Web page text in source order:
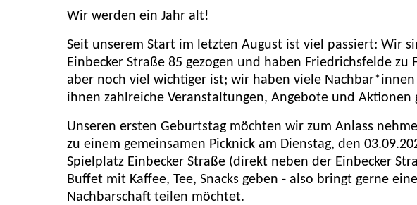
Wir werden ein Jahr alt!
Seit unserem Start im letzten August ist viel passiert: Wir
Einbecker Straße 85 gezogen und haben Friedrichsfelde
aber noch viel wichtiger ist; wir haben viele
ihnen zahlreiche Veranstaltungen, Angebote und Aktionen
Unseren ersten Geburtstag möchten wir zum Anlass
zu einem gemeinsamen Picknick am Dienstag, den
Spielplatz Einbecker Straße (direkt neben der Einbecker
Buffet mit Kaffee, Tee, Snacks geben - also bringt gerne
Nachbarschaft teilen möchtet.